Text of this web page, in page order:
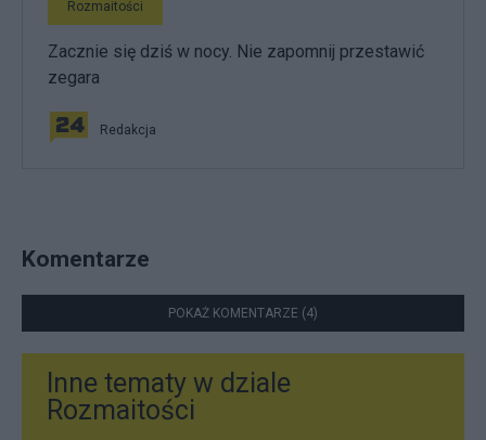
Rozmaitości
Zacznie się dziś w nocy. Nie zapomnij przestawić
zegara
Redakcja
Komentarze
POKAŻ KOMENTARZE (4)
Inne tematy w dziale
Rozmaitości